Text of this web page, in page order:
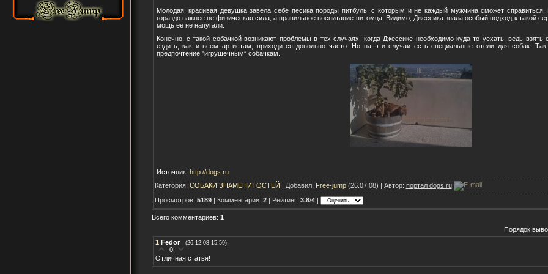
Молодая, красивая девушка завела себе песика породы питбуль, с которым и не каждый мужчина сможет
гораздо важнее не физическая сила, а правильное воспитание питомца. Видимо, Джессика знала особый подход к такой
мощь ее не напугали.
Конечно, с такой собачкой возникают проблемы в тех случаях, когда Джессике необходимо куда-то уехать, ведь
ездить, как и всем артистам, приходится довольно часто. Но на эти случаи есть специальные отели для собак.
предпочтение "игрушечным” собачкам.
Источник: http://dogs.ru
Категория: СОБАКИ ЗНАМЕНИТОСТЕЙ | Добавил: Free-jump(26.07.08) | Автор: портал dogs.ru
Просмотров: 5189| Комментарии: 2| Рейтинг: 3.8/4|
Всего комментариев: 1
Порядок
1 Fedor (26.12.08 15:59)
0
Отличная статья!